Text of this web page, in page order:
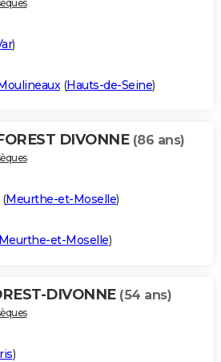
)
(Hauts-de-Seine)
DIVONNE (86 ans)
(Meurthe-et-Moselle)
et-Moselle)
DIVONNE (54 ans)
)